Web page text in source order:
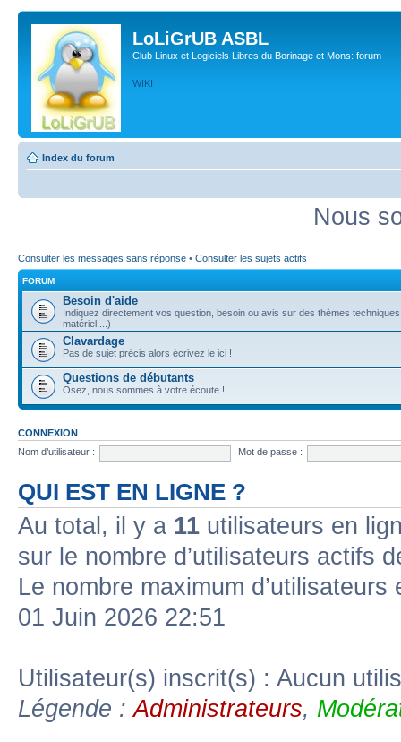
LoLiGrUB ASBL
Club Linux et Logiciels Libres du Borinage et Mons: forum
WIKI
Index du forum
Nous
Consulter les messages sans réponse • Consulter les sujets actifs
FORUM
Besoin d'aide
Indiquez directement vos question, besoin ou avis sur des thèmes
matériel,...)
Clavardage
Pas de sujet précis alors écrivez le ici !
Questions de débutants
Osez, nous sommes à votre écoute !
CONNEXION
Nom d’utilisateur :
Mot de passe :
QUI EST EN LIGNE ?
Au total, il y a 11 utilisateurs en
sur le nombre d’utilisateurs actifs
Le nombre maximum
01 Juin 2026 22:51
Utilisateur(s) inscrit(s) : Aucun
Légende :Administrateurs,